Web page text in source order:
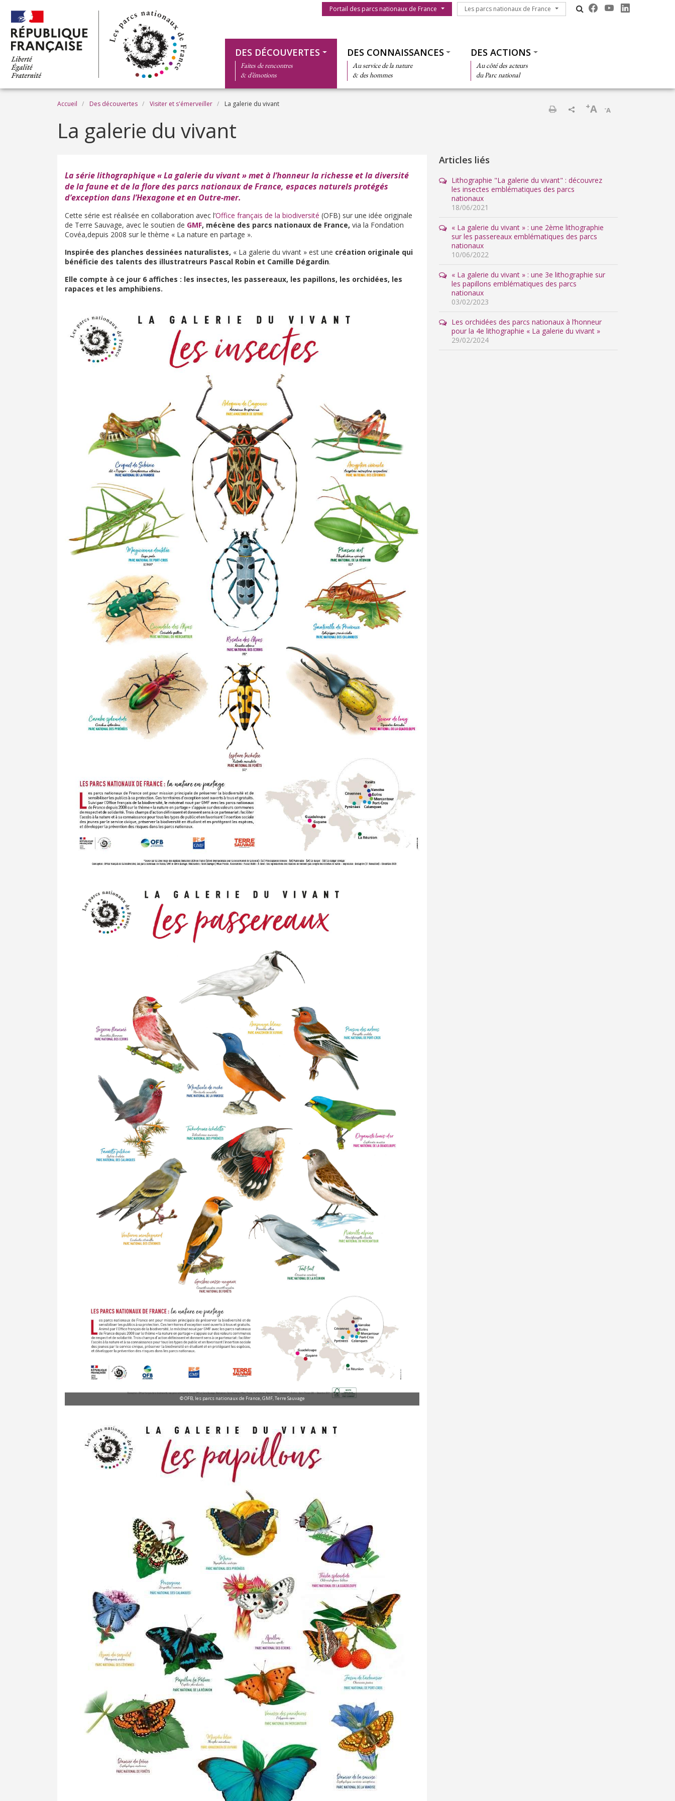
Menu du parc
Portail des parcs nationaux de France Les parcs nationaux de France
Les parcs nationaux de France
DES DÉCOUVERTES
Faites de rencontres
& d’émotions
DES CONNAISSANCES
Au service de la nature
& des hommes
DES ACTIONS
Au côté des acteurs
du Parc national
Fil d'Ariane
Accueil Des découvertes Visiter et s'émerveiller La galerie du vivant
-A
+A
La galerie du vivant
La série lithographique « La galerie du vivant » met à l’honneur la richesse et la diversité
de la faune et de la flore des parcs nationaux de France, espaces naturels protégés
d’exception dans l’Hexagone et en Outre-mer.
Cette série est réalisée en collaboration avec l’Office français de la biodiversité (OFB) sur une idée origjnale
de Terre Sauvage, avec le soutien de GMF, mécène des parcs nationaux de France, via la Fondation
Covéa,depuis 2008 sur le thème « La nature en partage ».
Inspirée des planches dessinées naturalistes, « La galerie du vivant » est une création originale qui
bénéficie des talents des illustratreurs Pascal Robin et Camille Dégardin.
Elle compte à ce jour 6 affiches : les insectes, les passereaux, les papillons, les orchidées, les
rapaces et les amphibiens.
© OFB, les parcs nationaux de France, GMF, Terre Sauvage
Articles liés
Lithographie "La galerie du vivant" : découvrez
les insectes emblématiques des parcs
nationaux
18/06/2021
« La galerie du vivant » : une 2ème lithographie
sur les passereaux emblématiques des parcs
nationaux
10/06/2022
« La galerie du vivant » : une 3e lithographie sur
les papillons emblématiques des parcs
nationaux
03/02/2023
Les orchidées des parcs nationaux à l’honneur
pour la 4e lithographie « La galerie du vivant »
29/02/2024